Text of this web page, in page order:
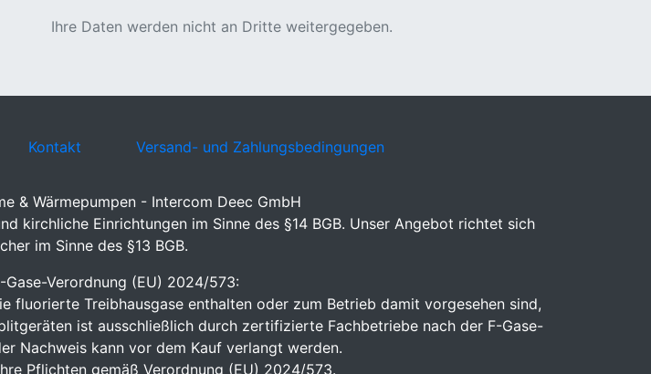
Ihre Daten werden nicht an Dritte weitergegeben.
Kontakt Versand- und Zahlungsbedingungen
& Wärmepumpen - Intercom Deec GmbH
kirchliche Einrichtungen im Sinne des §14 BGB. Unser Angebot richtet sich
im Sinne des §13 BGB.
Verordnung (EU) 2024/573:
fluorierte Treibhausgase enthalten oder zum Betrieb damit vorgesehen sind,
ist ausschließlich durch zertifizierte Fachbetriebe nach der F-Gase-
Nachweis kann vor dem Kauf verlangt werden.
Pflichten gemäß Verordnung (EU) 2024/573.